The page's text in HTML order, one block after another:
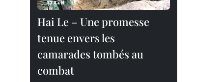
Hai Le – Une promesse
tenue envers les
camarades tombés au
combat